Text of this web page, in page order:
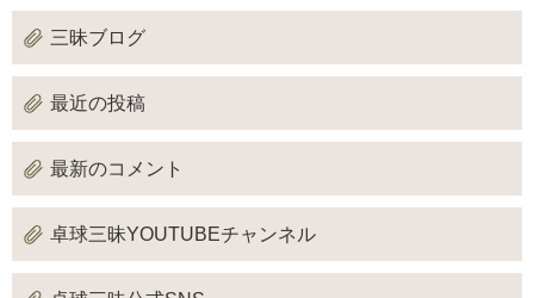
三昧ブログ
最近の投稿
最新のコメント
卓球三昧YOUTUBEチャンネル